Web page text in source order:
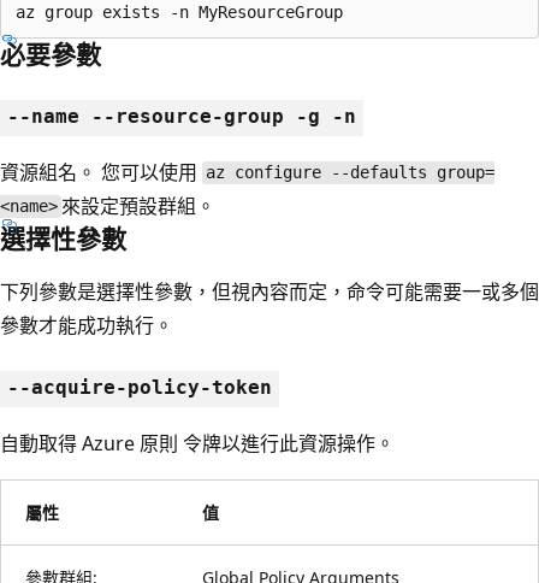
az group exists -n MyResourceGroup
必要參數
--name --resource-group -g -n
資源組名。 您可以使用 az configure --defaults group=
<name> 來設定預設群組。
選擇性參數
下列參數是選擇性參數，但視內容而定，命令可能需要一或多個
參數才能成功執行。
--acquire-policy-token
自動取得 Azure 原則 令牌以進行此資源操作。
屬性 值
參數群組: Global Policy Arguments